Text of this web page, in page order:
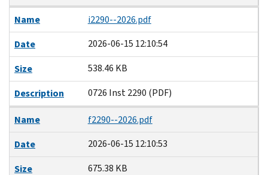
Name
i2290--2026.pdf
Date
2026-06-15 12:10:54
Size
538.46 KB
Description
0726 Inst 2290 (PDF)
Name
f2290--2026.pdf
Date
2026-06-15 12:10:53
Size
675.38 KB